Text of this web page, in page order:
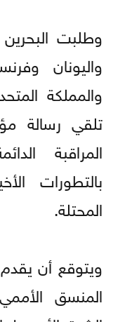
وطلبت
واليونان
والمملكة
المراقبة
بالتطورات
المحتلة.
ويتوقع أن
المنسق